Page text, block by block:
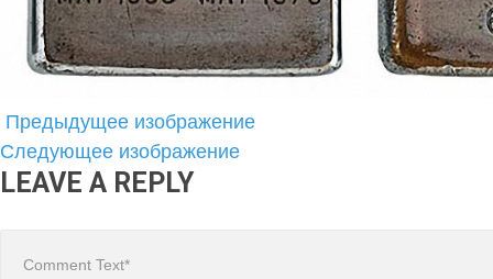
Предыдущее изображение
Следующее изображение
LEAVE A REPLY